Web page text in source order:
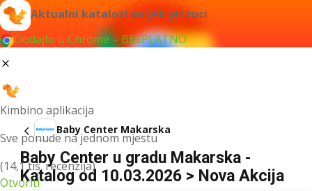
Aktualni katalozi uvijek pri ruci
Dodajte u Chrome – BESPLATNO
Kimbino aplikacija
Sve ponude na jednom mjestu
(14,1 tis. recenzija)
Otvoriti
Baby Center Makarska
Baby Center u gradu Makarska -
Katalog od 10.03.2026 > Nova Akcija